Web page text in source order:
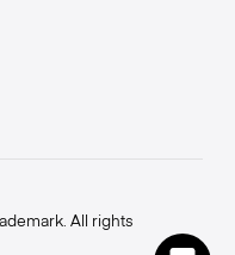
All rights